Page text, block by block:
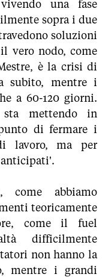
una fase
sopra i due
soluzioni
vero nodo, come
è la crisi di
subito, mentre i
a 60-120 giorni.
sta mettendo in
di fermare i
lavoro, ma per
come abbiamo
teoricamente
come il fuel
difficilmente
non hanno la
mentre i grandi